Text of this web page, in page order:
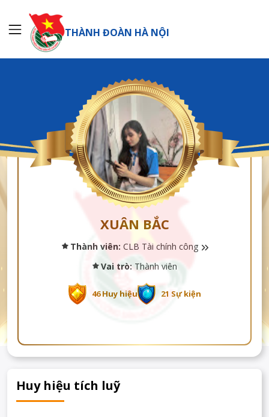
THÀNH ĐOÀN HÀ NỘI
XUÂN BẮC
Thành viên: CLB Tài chính công
Vai trò:Thành viên
46 Huy hiệu 21 Sự kiện
Huy hiệu tích luỹ